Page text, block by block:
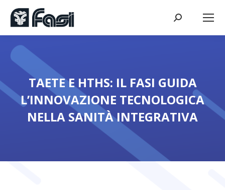
TAETE E HTHS: IL FASI GUIDA
L’INNOVAZIONE TECNOLOGICA
NELLA SANITÀ INTEGRATIVA
Tu sei qui: